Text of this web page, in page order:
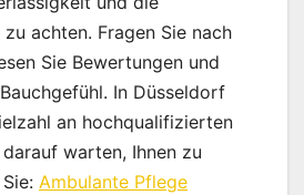
achten. Fragen Sie nach
Sie Bewertungen und
In Düsseldorf
an hochqualifizierten
warten, Ihnen zu
Ambulante Pflege